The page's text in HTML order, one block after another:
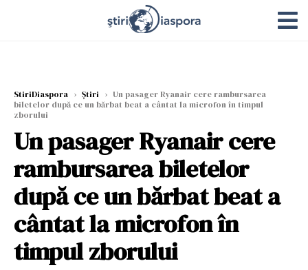
StiriDiaspora › Știri › Un pasager Ryanair cere rambursarea
biletelor după ce un bărbat beat a cântat la microfon în timpul
zborului
Un pasager Ryanair cere
rambursarea biletelor
după ce un bărbat beat a
cântat la microfon în
timpul zborului